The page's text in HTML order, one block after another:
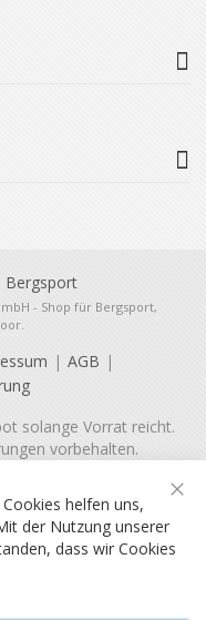
- Shop für Bergsport,
AGB
solange Vorrat reicht.
vorbehalten.
helfen uns,
der Nutzung unserer
dass wir Cookies